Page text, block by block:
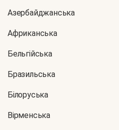
Азербайджанська
Африканська
Бельгійська
Бразильська
Білоруська
Вірменська